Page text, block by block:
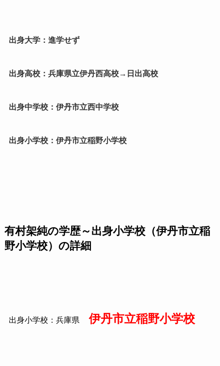
出身大学：進学せず
出身高校：兵庫県立伊丹西高校→日出高校
出身中学校：伊丹市立西中学校
出身小学校：伊丹市立稲野小学校
有村架純の学歴～出身小学校（伊丹市立稲
野小学校）の詳細
出身小学校：兵庫県 伊丹市立稲野小学校